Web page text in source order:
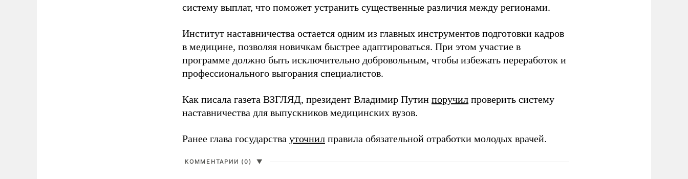
систему выплат, что поможет устранить существенные различия между регионами.
Институт наставничества остается одним из главных инструментов подготовки кадров
в медицине, позволяя новичкам быстрее адаптироваться. При этом участие в
программе должно быть исключительно добровольным, чтобы избежать переработок и
профессионального выгорания специалистов.
Как писала газета ВЗГЛЯД, президент Владимир Путин поручил проверить систему
наставничества для выпускников медицинских вузов.
Ранее глава государства уточнил правила обязательной отработки молодых врачей.
КОММЕНТАРИИ (0) ▼